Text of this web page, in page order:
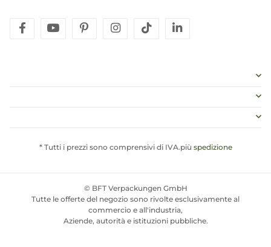
facebookyoutubepinterestinstagram
tiktok
* Tutti i prezzi sono comprensivi di IVA.più spedizione
© BFT Verpackungen GmbH
Tutte le offerte del negozio sono rivolte esclusivamente al
commercio e all'industria,
Aziende, autorità e istituzioni pubbliche.